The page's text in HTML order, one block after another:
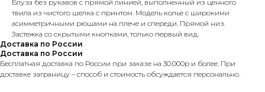
Блуза без рукавов с прямой линией, выполненный из ценного
твила из чистого шелка с принтом. Модель колье с широкими
асимметричными рюшами на плече и спереди. Прямой низ.
Застежка со скрытыми кнопками, только первый вид.
Доставка по России
Доставка по России
Бесплатная доставка по России при заказе на 30.000р и более. При
доставке заграницу – способ и стоимость обсуждается персонально.